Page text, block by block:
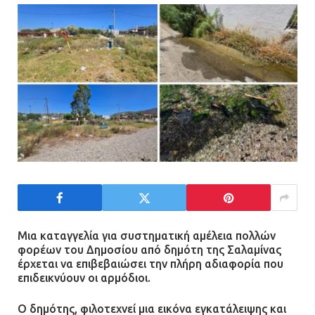
Τηλεφωνικές απάτες με λεία
130.000 ευρώ στην Αττική
Ασπρόπυργος: Πέθανε ένας από
μεγάλης έκρηξης στο εργοστάσιο
12.07.2026 | 15:07
Άργος: Στη φυλακή οι δύο
αστυνομικοί για τους
πυροβολισμούς κατά του 20χρονου
11.07.2026 | 22:59
Μια καταγγελία για συστηματική αμέλεια πολλών
φορέων του Δημοσίου από δημότη της Σαλαμίνας
έρχεται να επιβεβαιώσει την πλήρη αδιαφορία που
επιδεικνύουν οι αρμόδιοι.
Ο δημότης, φιλοτεχνεί μια εικόνα εγκατάλειψης και